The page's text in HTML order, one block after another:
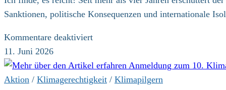
Sanktionen, politische Konsequenzen und internationale
Kommentare deaktiviertfür
Ich
boykottiere
11. Juni 2026
Aktion / Klimagerechtigkeit / Klimapilgern